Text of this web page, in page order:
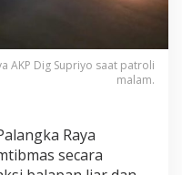
AKP Dig Supriyo saat patroli
malam.
Raya
secara